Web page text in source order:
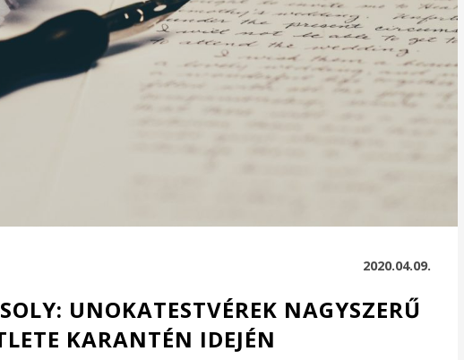
2020.04.09.
UNOKATESTVÉREK NAGYSZERŰ
KARANTÉN IDEJÉN